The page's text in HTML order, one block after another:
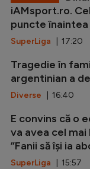
iAMsport.ro.
puncte
SuperLiga | 17:20
Tragedie în
argentinian a
Diverse | 16:40
E convins că o
va avea cel mai
”Fanii să își ia
SuperLiga | 15:57